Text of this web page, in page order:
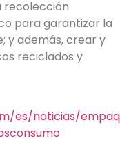
recolección
para garantizar la
y además, crear y
reciclados y
es/noticias/